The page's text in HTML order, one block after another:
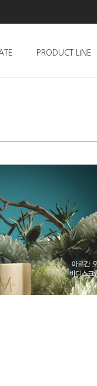
PRODUCT LINE